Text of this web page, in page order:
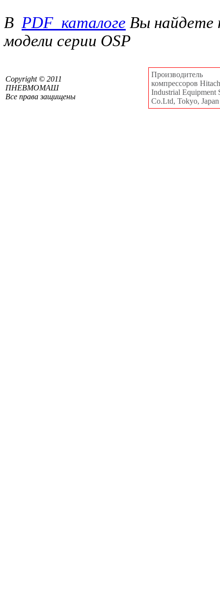
В PDF_каталоге Вы найдете
модели серии OSP
Сopyright © 2011
ПНЕВМОМАШ
Все права защищены
Производитель
компрессоров
Industrial Equipment
Co.Ltd, Tokyo, Japan